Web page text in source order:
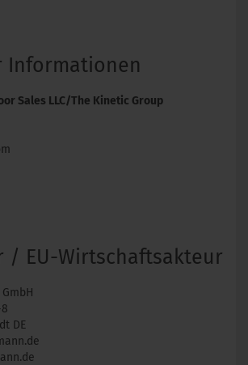
Informationen
Sales LLC/The Kinetic Group
/ EU-Wirtschaftsakteur
DE